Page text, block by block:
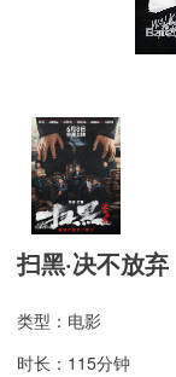
扫黑·决不放弃
类型：电影
时长：115分钟